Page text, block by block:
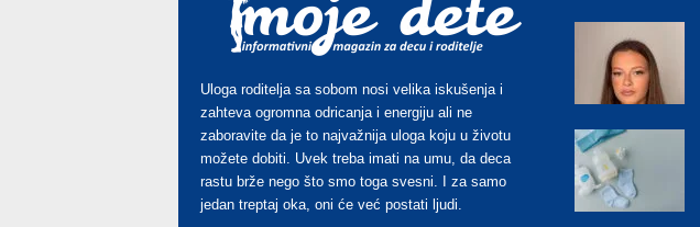
Uloga roditelja sa sobom nosi velika iskušenja i
zahteva ogromna odricanja i energiju ali ne
zaboravite da je to najvažnija uloga koju u životu
možete dobiti. Uvek treba imati na umu, da deca
rastu brže nego što smo toga svesni. I za samo
jedan treptaj oka, oni će već postati ljudi.